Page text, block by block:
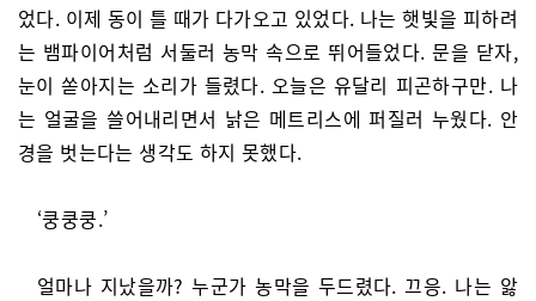
었다. 이제 동이 틀 때가 다가오고 있었다. 나는 햇빛을 피하려
는 뱀파이어처럼 서둘러 농막 속으로 뛰어들었다. 문을 닫자,
눈이 쏟아지는 소리가 들렸다. 오늘은 유달리 피곤하구만. 나
는 얼굴을 쓸어내리면서 낡은 메트리스에 퍼질러 누웠다. 안
경을 벗는다는 생각도 하지 못했다.
‘쿵쿵쿵.’
얼마나 지났을까? 누군가 농막을 두드렸다. 끄응. 나는 앓